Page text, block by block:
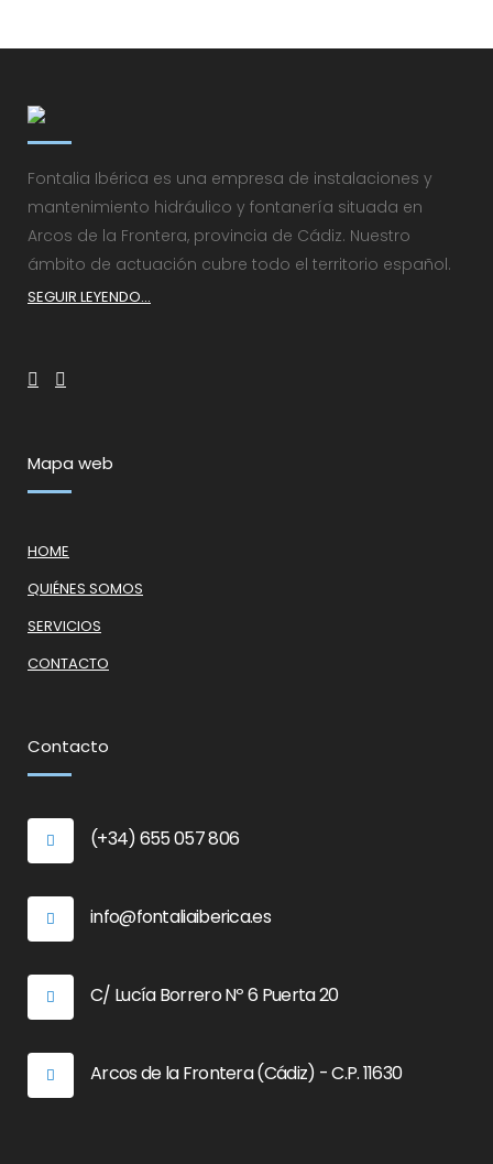
Fontalia Ibérica es una empresa de instalaciones y
mantenimiento hidráulico y fontanería situada en
Arcos de la Frontera, provincia de Cádiz. Nuestro
ámbito de actuación cubre todo el territorio español.
SEGUIR LEYENDO...
Mapa web
HOME
QUIÉNES SOMOS
SERVICIOS
CONTACTO
Contacto
(+34) 655 057 806
info@fontaliaiberica.es
C/ Lucía Borrero Nº 6 Puerta 20
Arcos de la Frontera (Cádiz) - C.P. 11630